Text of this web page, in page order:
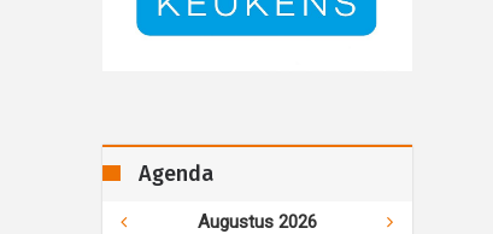
Agenda
Augustus 2026